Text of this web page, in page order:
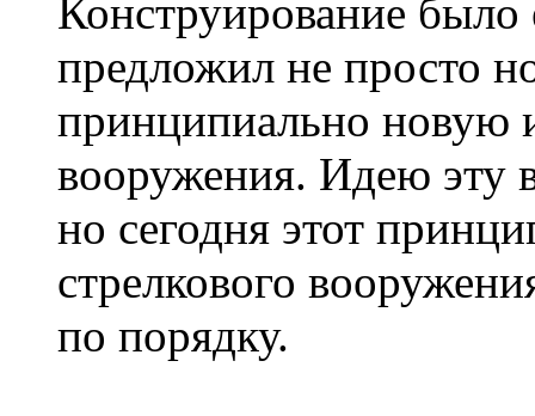
Конструирование было
предложил не просто
принципиально новую
вооружения. Идею эту
но сегодня этот
стрелкового
по порядку.